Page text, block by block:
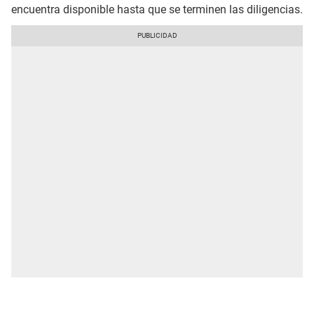
encuentra disponible hasta que se terminen las diligencias.